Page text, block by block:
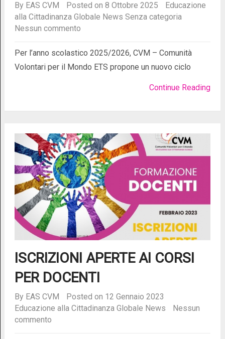
By EAS CVM Posted on 8 Ottobre 2025
Educazione
alla Cittadinanza Globale News Senza categoria
Nessun commento
Per l’anno scolastico 2025/2026, CVM – Comunità
Volontari per il Mondo ETS propone un nuovo ciclo
Continue Reading
ISCRIZIONI APERTE AI CORSI
PER DOCENTI
By EAS CVM
Posted on 12 Gennaio 2023
Educazione alla Cittadinanza Globale News
Nessun
commento